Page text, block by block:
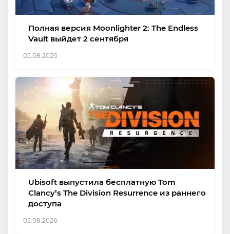
Полная версия Moonlighter 2: The Endless
Vault выйдет 2 сентября
05.08.2026
Ubisoft выпустила бесплатную Tom
Clancy’s The Division Resurrence из раннего
доступа
05.08.2026